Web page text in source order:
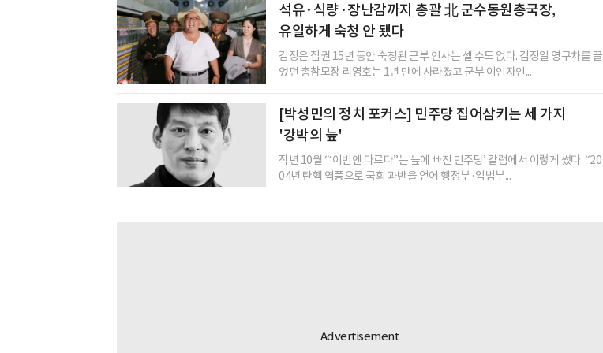
석유·식량·장난감까지 총괄 北 군수동원총국장,
유일하게 숙청 안 됐다
김정은 집권 15년 동안 숙청된 군부 인사는 셀 수도 없다. 김정일 영구차를 끌
었던 총참모장 리영호는 1년 만에 사라졌고 군부 이인자인...
[박성민의 정치 포커스] 민주당 집어삼키는 세 가지
'강박의 늪'
작년 10월 ‘“이번엔 다르다”는 늪에 빠진 민주당’ 칼럼에서 이렇게 썼다. “20
04년 탄핵 역풍으로 국회 과반을 얻어 행정부·입법부...